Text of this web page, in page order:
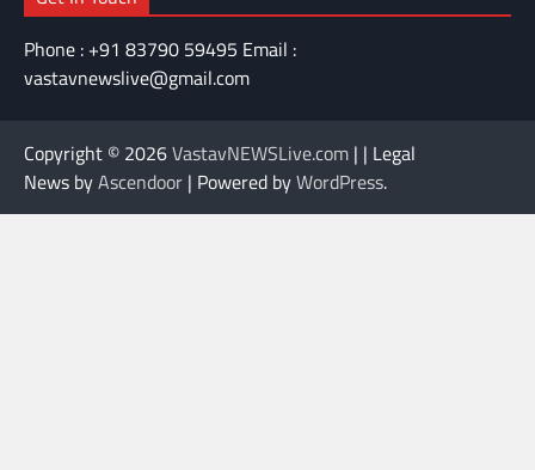
Phone : +91 83790 59495 Email :
vastavnewslive@gmail.com
Copyright © 2026VastavNEWSLive.com | | Legal
News byAscendoor | Powered byWordPress.